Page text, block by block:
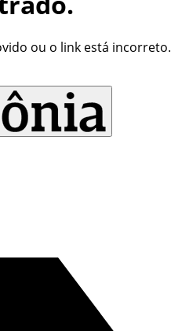
ou o link está incorreto.